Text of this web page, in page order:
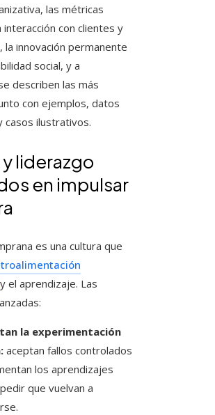
las métricas
con clientes y
innovación permanente
social, y a
describen las más
con ejemplos, datos
casos ilustrativos.
liderazgo
en impulsar
es una cultura que
y el aprendizaje. Las
la experimentación
aceptan fallos controlados
los aprendizajes
que vuelvan a